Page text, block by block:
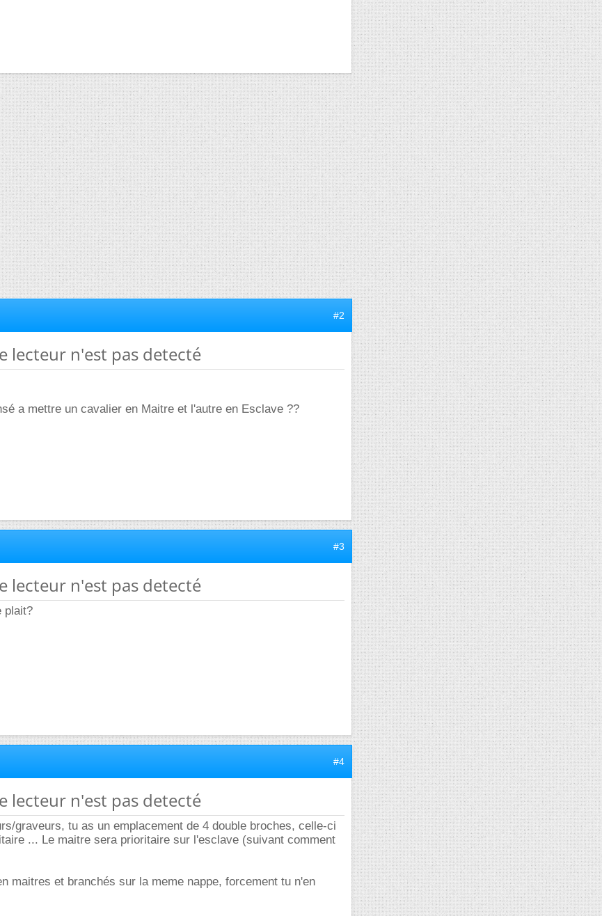
#2
lecteur n'est pas detecté
a mettre un cavalier en Maitre et l'autre en Esclave ??
#3
lecteur n'est pas detecté
plait?
#4
lecteur n'est pas detecté
graveurs, tu as un emplacement de 4 double broches, celle-ci
... Le maitre sera prioritaire sur l'esclave (suivant comment
maitres et branchés sur la meme nappe, forcement tu n'en